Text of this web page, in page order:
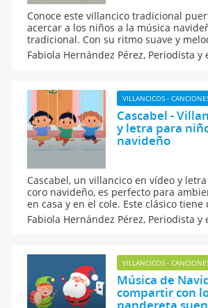
Conoce este villancico tradicional
acercar a los niños a la música
tradicional. Con su ritmo suave y
este canto habla de la Navidad desde
pueblo boricua, se trata del Villancico
Fabiola Hernández Pérez, Periodista y
VILLANCICOS -
Cascabel -
y letra para
navideño
Cascabel, un villancico en vídeo y
coro navideño, es perfecto para
en casa y en el cole. Este clásico
y letra sencilla para que los peques lo
rápido. Aquí, el vídeo con la canción y
Fabiola Hernández Pérez, Periodista y
VILLANCICOS -
Música de
compartir con